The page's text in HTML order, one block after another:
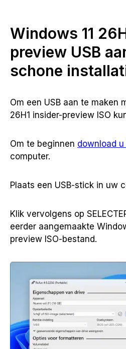
Windows 11
preview USB
schone
Om een USB aan te maken
26H1 insider-preview ISO
Om te beginnen download u
computer.
Plaats een USB-stick in uw
Klik vervolgens op
eerder aangemaakte
preview ISO-bestand.